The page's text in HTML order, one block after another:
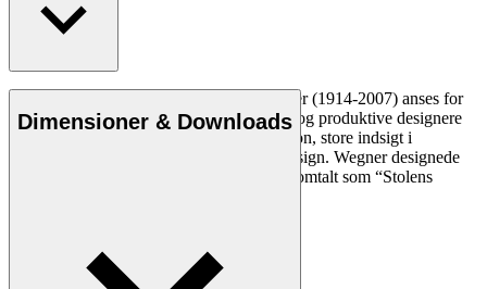
Den danske møbeldesigner Hans J. Wegner (1914-2007) anses for
at være en af de mest kreative, innovative og produktive designere
nogensinde. Han var kendt for sin præcision, store indsigt i
håndværk og kompromisløse tilgang til design. Wegner designede
næsten 500 stole i sin levetid og blev ofte omtalt som “Stolens
Dimensioner & Downloads